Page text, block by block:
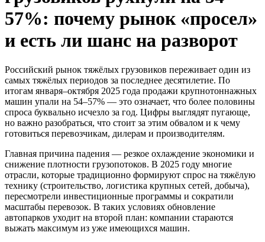
57%: почему рынок «просел»
и есть ли шанс на разворот
Российский рынок тяжёлых грузовиков переживает один из
самых тяжёлых периодов за последнее десятилетие. По
итогам января–октября 2025 года продажи крупнотоннажных
машин упали на 54–57% — это означает, что более половины
спроса буквально исчезло за год. Цифры выглядят пугающе,
но важно разобраться, что стоит за этим обвалом и к чему
готовиться перевозчикам, дилерам и производителям.
Главная причина падения — резкое охлаждение экономики и
снижение плотности грузопотоков. В 2025 году многие
отрасли, которые традиционно формируют спрос на тяжёлую
технику (строительство, логистика крупных сетей, добыча),
пересмотрели инвестиционные программы и сократили
масштабы перевозок. В таких условиях обновление
автопарков уходит на второй план: компании стараются
выжать максимум из уже имеющихся машин.